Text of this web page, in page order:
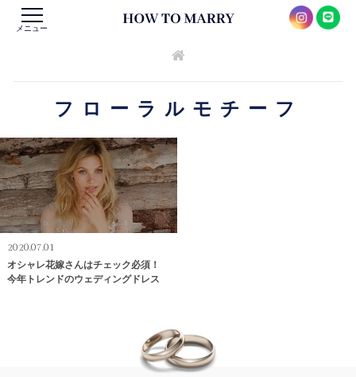
メニュー
フローラルモチーフ
2020.07.01
オシャレ花嫁さんはチェック必須！
今年トレンドのウェディングドレス